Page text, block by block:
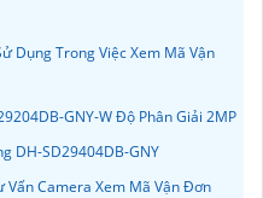
Dụng Trong Việc Xem Mã Vận
GNY-W Độ Phân Giải 2MP
DH-SD29404DB-GNY
Vấn Camera Xem Mã Vận Đơn